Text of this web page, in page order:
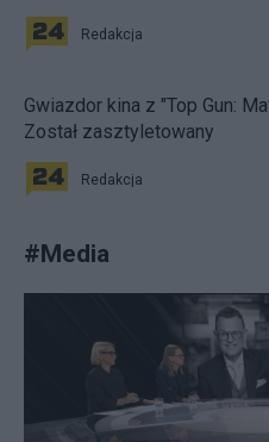
Redakcja
Gwiazdor kina z "Top Gun:
Został zasztyletowany
Redakcja
#Media